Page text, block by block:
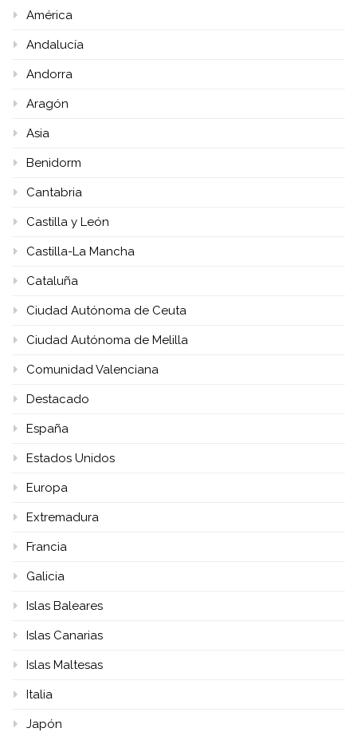
América
Andalucía
Andorra
Aragón
Asia
Benidorm
Cantabria
Castilla y León
Castilla-La Mancha
Cataluña
Ciudad Autónoma de Ceuta
Ciudad Autónoma de Melilla
Comunidad Valenciana
Destacado
España
Estados Unidos
Europa
Extremadura
Francia
Galicia
Islas Baleares
Islas Canarias
Islas Maltesas
Italia
Japón